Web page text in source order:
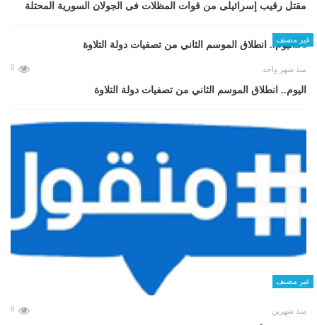
مقتل رقيب إسرائيلى من قوات المظلات فى الجولان السورية المحتلة
غير مصنف
منذ شهر واحد 0
اليوم.. انطلاق الموسم الثاني من تصفيات دولة التلاوة
غير مصنف
منذ شهرين 0